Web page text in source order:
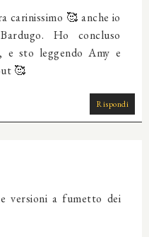
carinissimo 🥰 anche io
Ho concluso
e sto leggendo Amy e
🥰
Rispondi
versioni a fumetto dei